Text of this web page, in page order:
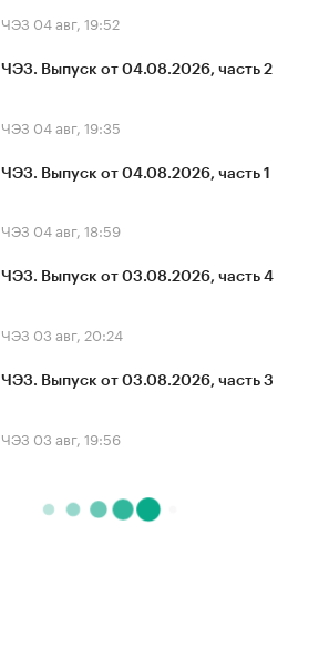
ЧЭЗ 04 авг, 19:52
ЧЭЗ. Выпуск от 04.08.2026, часть 2
ЧЭЗ 04 авг, 19:35
ЧЭЗ. Выпуск от 04.08.2026, часть 1
ЧЭЗ 04 авг, 18:59
ЧЭЗ. Выпуск от 03.08.2026, часть 4
ЧЭЗ 03 авг, 20:24
ЧЭЗ. Выпуск от 03.08.2026, часть 3
ЧЭЗ 03 авг, 19:56